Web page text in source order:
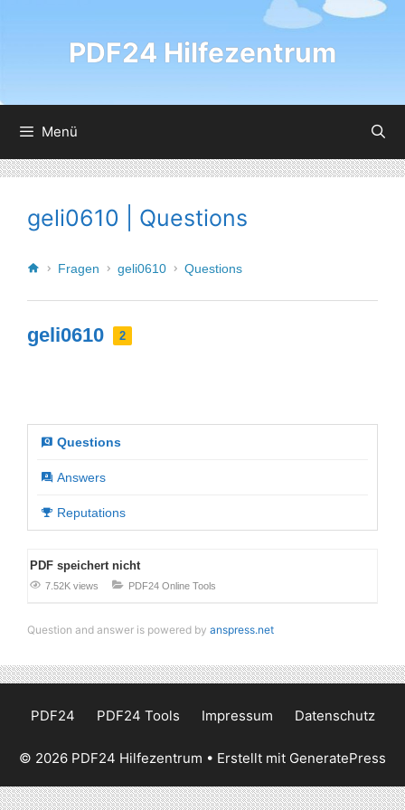
PDF24 Hilfezentrum
Menü
geli0610 | Questions
Fragen geli0610 Questions
geli0610 2
Questions
Answers
Reputations
PDF speichert nicht
7.52K views PDF24 Online Tools
Question and answer is powered by anspress.net
PDF24 PDF24 Tools Impressum Datenschutz
© 2026 PDF24 Hilfezentrum • Erstellt mit GeneratePress